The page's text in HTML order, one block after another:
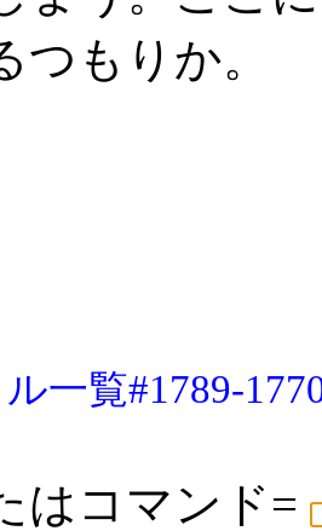
つもりか。
一覧#1789-
はコマンド=